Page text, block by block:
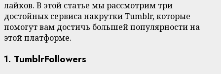
лайков. В этой статье мы рассмотрим три
достойных сервиса накрутки Tumblr, которые
помогут вам достичь большей популярности на
этой платформе.
1. TumblrFollowers